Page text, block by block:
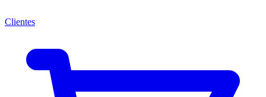
Clientes